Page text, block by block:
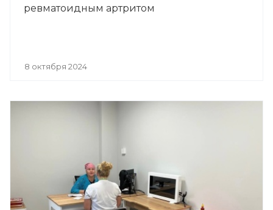
ревматоидным артритом
8 октября 2024